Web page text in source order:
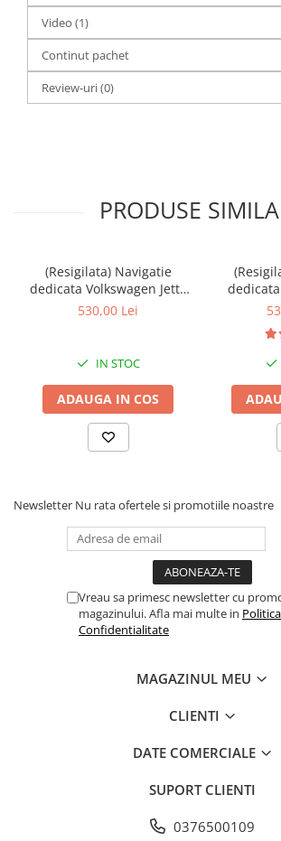
Video (1)
Continut pachet
Review-uri(0)
PRODUSE
(Resigilata) Navigatie
dedicata Volkswagen Jetta
IV 2011 - 2018, 2GB RAM
Carplay, Android 14,
Suport
530,00 Lei
IN STOC
ADAUGA IN COS
dedicata
2007 -
Display
Newsletter Nu rata ofertele si promotiile noastre
Vreau sa primesc newsletter cu
magazinului. Afla mai multe in
Confidentialitate
MAGAZINUL MEU
CLIENTI
DATE COMERCIALE
SUPORT CLIENTI
0376500109